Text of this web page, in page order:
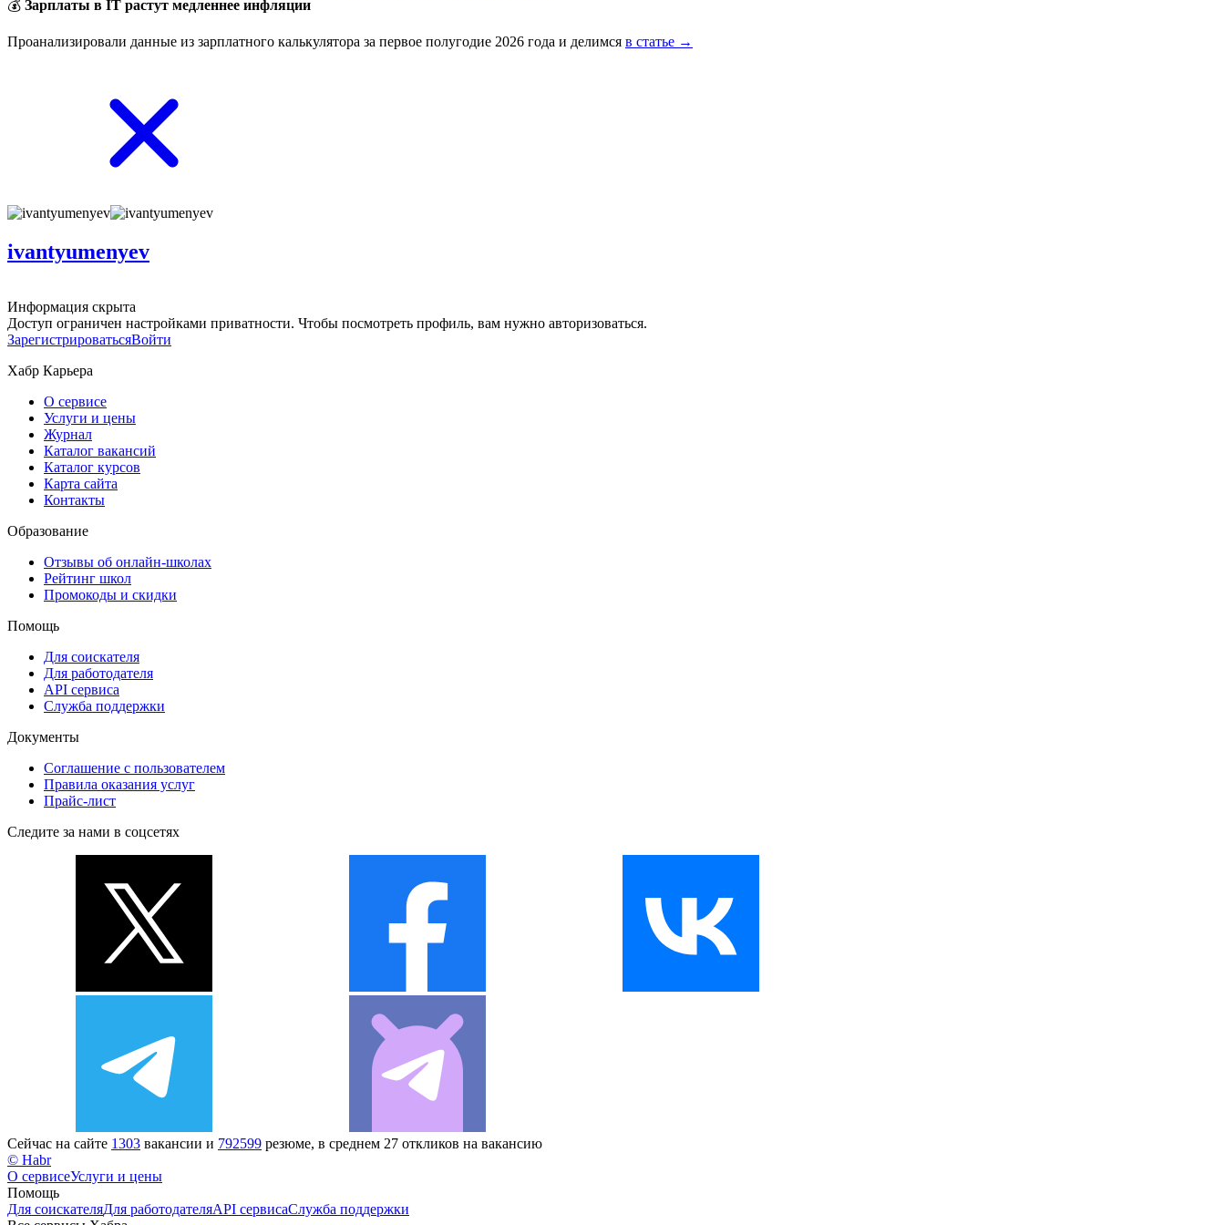
💰 Зарплаты в IT растут медленнее инфляции
Проанализировали данные из зарплатного калькулятора за первое полугодие 2026 года и делимся в статье →
ivantyumenyev
Информация скрыта
Доступ ограничен настройками приватности. Чтобы посмотреть профиль, вам нужно авторизоваться.
ЗарегистрироватьсяВойти
Хабр Карьера
О сервисе
Услуги и цены
Журнал
Каталог вакансий
Каталог курсов
Карта сайта
Контакты
Образование
Отзывы об онлайн-школах
Рейтинг школ
Промокоды и скидки
Помощь
Для соискателя
Для работодателя
API сервиса
Служба поддержки
Документы
Соглашение с пользователем
Правила оказания услуг
Прайс-лист
Следите за нами в соцсетях
Сейчас на сайте 1303 вакансии и 792599 резюме, в среднем 27 откликов на вакансию
© Habr
О сервисеУслуги и цены
Помощь
Для соискателяДля работодателяAPI сервисаСлужба поддержки